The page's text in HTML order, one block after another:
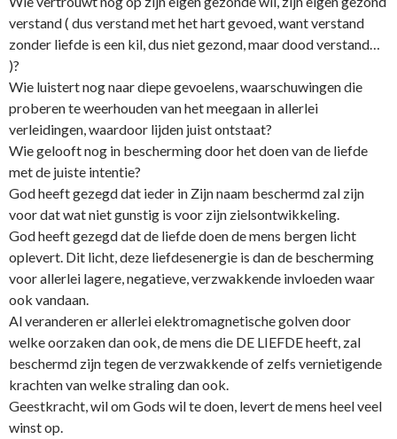
verstand ( dus verstand met het hart gevoed, want verstand
zonder liefde is een kil, dus niet gezond, maar dood verstand…
)?
Wie luistert nog naar diepe gevoelens, waarschuwingen die
proberen te weerhouden van het meegaan in allerlei
verleidingen, waardoor lijden juist o­ntstaat?
Wie gelooft nog in bescherming door het doen van de liefde
met de juiste intentie?
God heeft gezegd dat ieder in Zijn naam beschermd zal zijn
voor dat wat niet gunstig is voor zijn zielsontwikkeling.
God heeft gezegd dat de liefde doen de mens bergen licht
oplevert. Dit licht, deze liefdesenergie is dan de bescherming
voor allerlei lagere, negatieve, verzwakkende invloeden waar
ook vandaan.
Al veranderen er allerlei elektromagnetische golven door
welke oorzaken dan ook, de mens die DE LIEFDE heeft, zal
beschermd zijn tegen de verzwakkende of zelfs vernietigende
krachten van welke straling dan ook.
Geestkracht, wil om Gods wil te doen, levert de mens heel veel
winst op.